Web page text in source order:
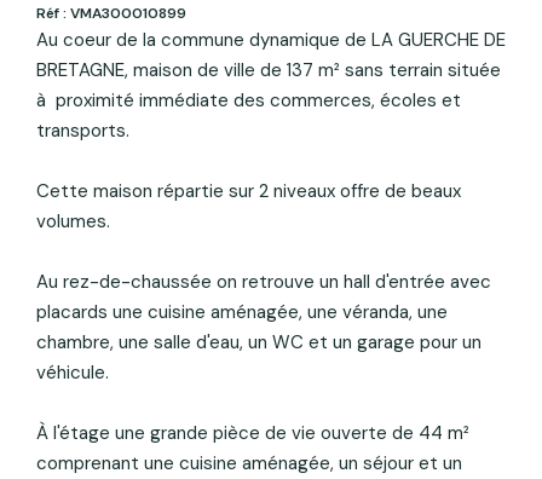
Réf : VMA300010899
Au coeur de la commune dynamique de LA GUERCHE DE
BRETAGNE, maison de ville de 137 m² sans terrain située
à proximité immédiate des commerces, écoles et
transports.
Cette maison répartie sur 2 niveaux offre de beaux
volumes.
Au rez-de-chaussée on retrouve un hall d'entrée avec
placards une cuisine aménagée, une véranda, une
chambre, une salle d'eau, un WC et un garage pour un
véhicule.
À l'étage une grande pièce de vie ouverte de 44 m²
comprenant une cuisine aménagée, un séjour et un